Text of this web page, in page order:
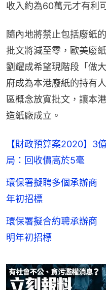
收入約為60萬元才有利
隨內地將禁止包括廢紙
批文將減至零，歐美廢
劉耀成希望現階段「做
府成為本港廢紙的持有
區概念放寬批文，讓本
造紙廠成立。
【財政預算案2020】
局：回收價高於5毫
環保署擬聘多個承辦
年初招標
環保署擬合約聘承辦商
明年初招標